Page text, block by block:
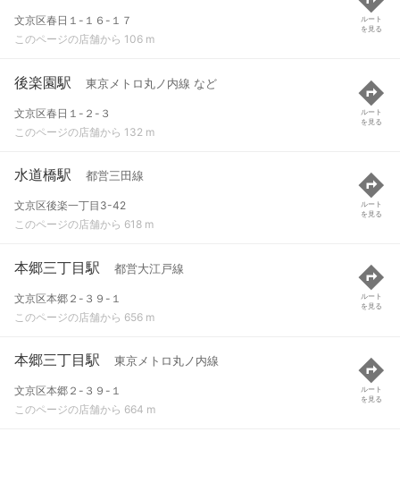
文京区春日１-１６-１７
このページの店舗から 106 m
ルート
を見る
後楽園駅 東京メトロ丸ノ内線 など
文京区春日１-２-３
このページの店舗から 132 m
ルート
を見る
水道橋駅 都営三田線
文京区後楽一丁目3-42
このページの店舗から 618 m
ルート
を見る
本郷三丁目駅 都営大江戸線
文京区本郷２-３９-１
このページの店舗から 656 m
ルート
を見る
本郷三丁目駅 東京メトロ丸ノ内線
文京区本郷２-３９-１
このページの店舗から 664 m
ルート
を見る